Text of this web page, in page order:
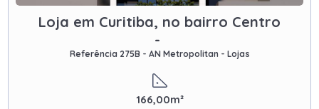
Loja em Curitiba, no bairro Centro
-
Referência 275B - AN Metropolitan - Lojas
166,00m²